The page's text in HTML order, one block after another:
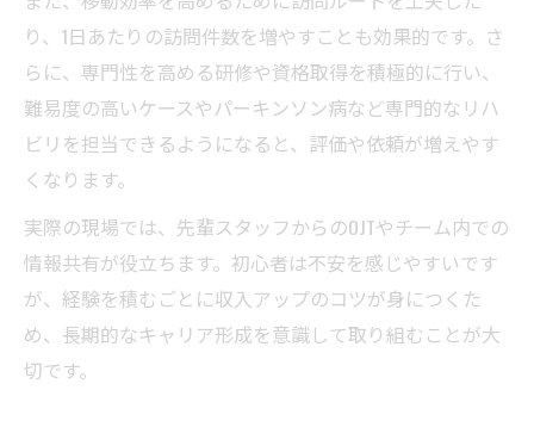
り、1日あたりの訪問件数を増やすことも効果的です。さ
らに、専門性を高める研修や資格取得を積極的に行い、
難易度の高いケースやパーキンソン病など専門的なリハ
ビリを担当できるようになると、評価や依頼が増えやす
くなります。
実際の現場では、先輩スタッフからのOJTやチーム内での
情報共有が役立ちます。初心者は不安を感じやすいです
が、経験を積むごとに収入アップのコツが身につくた
め、長期的なキャリア形成を意識して取り組むことが大
切です。